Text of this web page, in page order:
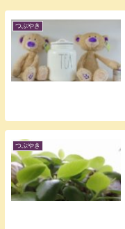
つぶやき
つぶやき